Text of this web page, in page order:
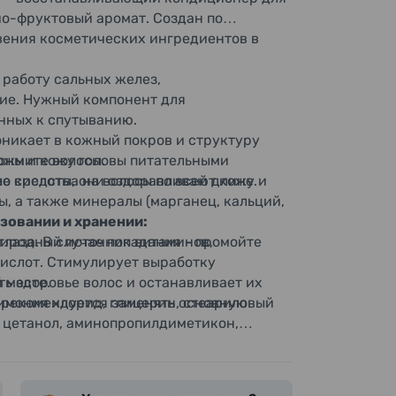
фруктовый аромат. Создан по
косметических ингредиентов в
сальных желез,
Нужный компонент для
к спутыванию.
в кожный покров и структуру
и кожу головы питательными
кислоты, они оздоравливают кожу и
а также минералы (марганец, кальций,
источник витаминов,
Стимулирует выработку
здоровье волос и останавливает их
волосы.
средства на волосы по всей длине.
и хранении:
В случае попадания - промойте
месте.
заменять основную
- прекратите использование и
хлорид, глицерин, стеариловый
аминопропилдиметикон,
полисиликон-13, ди